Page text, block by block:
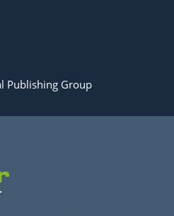
Publishing Group